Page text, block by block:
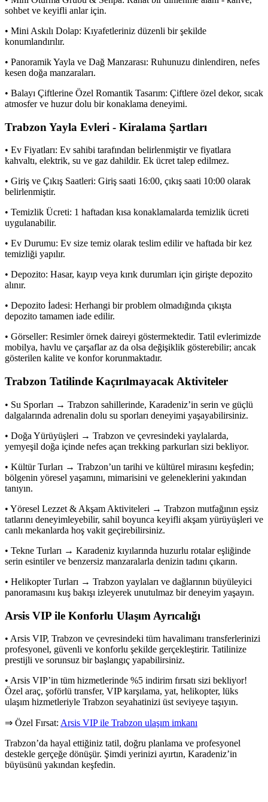
sohbet ve keyifli anlar için.
• Mini Askılı Dolap: Kıyafetleriniz düzenli bir şekilde
konumlandırılır.
• Panoramik Yayla ve Dağ Manzarası: Ruhunuzu dinlendiren, nefes
kesen doğa manzaraları.
• Balayı Çiftlerine Özel Romantik Tasarım: Çiftlere özel dekor, sıcak
atmosfer ve huzur dolu bir konaklama deneyimi.
Trabzon Yayla Evleri - Kiralama Şartları
• Ev Fiyatları: Ev sahibi tarafından belirlenmiştir ve fiyatlara
kahvaltı, elektrik, su ve gaz dahildir. Ek ücret talep edilmez.
• Giriş ve Çıkış Saatleri: Giriş saati 16:00, çıkış saati 10:00 olarak
belirlenmiştir.
• Temizlik Ücreti: 1 haftadan kısa konaklamalarda temizlik ücreti
uygulanabilir.
• Ev Durumu: Ev size temiz olarak teslim edilir ve haftada bir kez
temizliği yapılır.
• Depozito: Hasar, kayıp veya kırık durumları için girişte depozito
alınır.
• Depozito İadesi: Herhangi bir problem olmadığında çıkışta
depozito tamamen iade edilir.
• Görseller: Resimler örnek daireyi göstermektedir. Tatil evlerimizde
mobilya, havlu ve çarşaflar az da olsa değişiklik gösterebilir; ancak
gösterilen kalite ve konfor korunmaktadır.
Trabzon Tatilinde Kaçırılmayacak Aktiviteler
• Su Sporları → Trabzon sahillerinde, Karadeniz’in serin ve güçlü
dalgalarında adrenalin dolu su sporları deneyimi yaşayabilirsiniz.
• Doğa Yürüyüşleri → Trabzon ve çevresindeki yaylalarda,
yemyeşil doğa içinde nefes açan trekking parkurları sizi bekliyor.
• Kültür Turları → Trabzon’un tarihi ve kültürel mirasını keşfedin;
bölgenin yöresel yaşamını, mimarisini ve geleneklerini yakından
tanıyın.
• Yöresel Lezzet & Akşam Aktiviteleri → Trabzon mutfağının eşsiz
tatlarını deneyimleyebilir, sahil boyunca keyifli akşam yürüyüşleri ve
canlı mekanlarda hoş vakit geçirebilirsiniz.
• Tekne Turları → Karadeniz kıyılarında huzurlu rotalar eşliğinde
serin esintiler ve benzersiz manzaralarla denizin tadını çıkarın.
• Helikopter Turları → Trabzon yaylaları ve dağlarının büyüleyici
panoramasını kuş bakışı izleyerek unutulmaz bir deneyim yaşayın.
Arsis VIP ile Konforlu Ulaşım Ayrıcalığı
• Arsis VIP, Trabzon ve çevresindeki tüm havalimanı transferlerinizi
profesyonel, güvenli ve konforlu şekilde gerçekleştirir. Tatilinize
prestijli ve sorunsuz bir başlangıç yapabilirsiniz.
• Arsis VIP’in tüm hizmetlerinde %5 indirim fırsatı sizi bekliyor!
Özel araç, şoförlü transfer, VIP karşılama, yat, helikopter, lüks
ulaşım hizmetleriyle Trabzon seyahatinizi üst seviyeye taşıyın.
⇒ Özel Fırsat: Arsis VIP ile Trabzon ulaşım imkanı
Trabzon’da hayal ettiğiniz tatil, doğru planlama ve profesyonel
destekle gerçeğe dönüşür. Şimdi yerinizi ayırtın, Karadeniz’in
büyüsünü yakından keşfedin.